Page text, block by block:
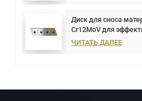
Диск для сноса
Cr12MoV для
резки металла
ЧИТАТЬ ДАЛЕЕ